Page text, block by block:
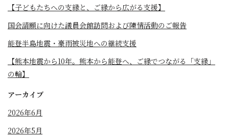
【子どもたちへの支縁と、ご縁から広がる支援】
国会請願に向けた議員会館訪問および陳情活動のご報告
能登半島地震・豪雨被災地への継続支援
【熊本地震から10年。熊本から能登へ、ご縁でつながる「支縁」
の輪】
アーカイブ
2026年6月
2026年5月